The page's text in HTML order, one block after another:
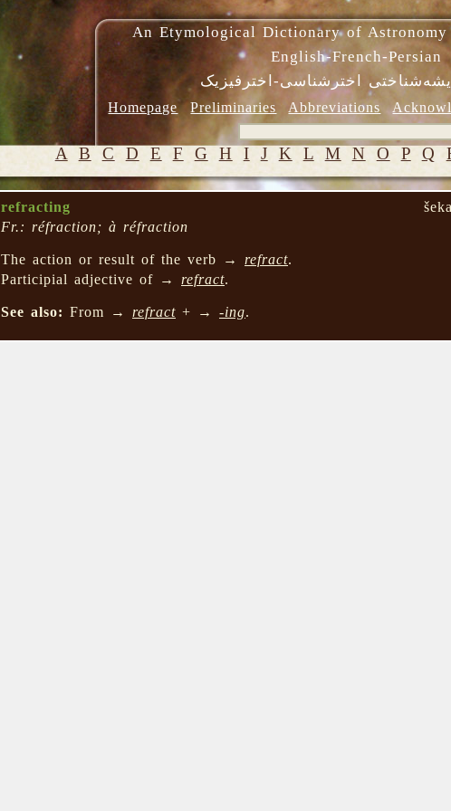
An Etymological Dictionary of Astronomy
English-French-Persian
اخترشناسی-اخترفیزیک
Homepage Preliminaries Abbreviations
A B C D E F G H I J K L M N O P Q
refracting
Fr.: réfraction; à réfraction
The action or result of the verb → refract.
Participial adjective of → refract.
See also: From → refract + → -ing.